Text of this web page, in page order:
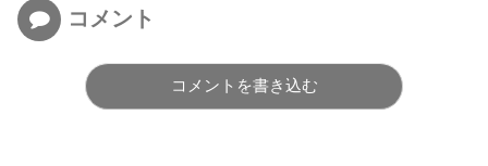
コメント
コメントを書き込む